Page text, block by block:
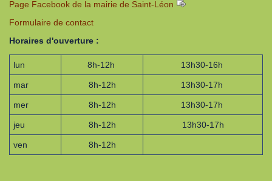
Page Facebook de la mairie de Saint-Léon
Formulaire de contact
Horaires d'ouverture :
lun 8h-12h 13h30-16h
mar 8h-12h 13h30-17h
mer 8h-12h 13h30-17h
jeu 8h-12h 13h30-17h
ven 8h-12h